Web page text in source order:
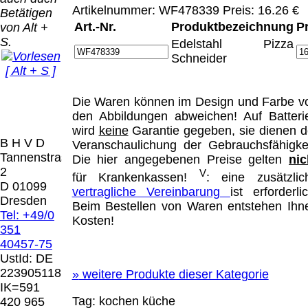
Betätigen
von Alt +
S.
[ Alt + S ]
B H V D
Tannenstrasse
2
D 01099
Dresden
Tel: +49/0
351
40457-75
UstId: DE
223905118
IK=591
420 965
Artikelnummer: WF478339 Preis: 16.26 €
Art.-Nr.
Produktbezeichnung
Edelstahl Pizza
Schneider
Die Waren können im Design und Farbe
den Abbildungen abweichen! Auf
wird keineGarantie gegeben, sie dienen
Veranschaulichung der
Die hier angegebenen Preise gelten
für Krankenkassen!
V: eine
vertragliche Vereinbarung ist
Beim Bestellen von Waren entstehen
Kosten!
»weitere Produkte dieser Kategorie
Tag: kochen küche
Der Versand erfolgt
Paket.
vom Büro oder
von
Ausstellungen:
0.00 €
Versandart
erhalten Sie per
Email z.B. einen
Lizenzschlüssel
Lieferschein. Sie
erhalten also
keinen
Datenträger.
Die in diesem Dokument genannten
Warenzeichen sind Eigentum der jeweiligen
Firmen. Preisänderungen, Irrtümer und
technische Änderungen vorbehalten.
letzte Änderung: 20. April 2026 Blinden
Hilfsmittel Vertrieb Dresden,
Mit einem Urteil vom 12.05.1998 - 312 O
85/98 - Haftung für Links hat das Landgericht
2026
Wir
[ 8485 ]